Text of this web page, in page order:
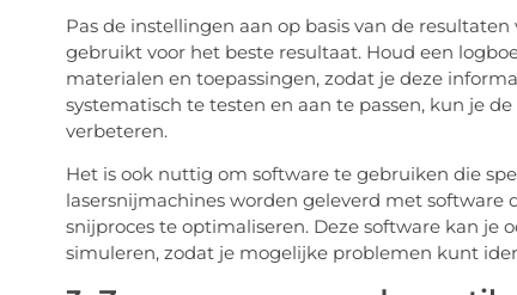
Pas de instellingen aan op basis van de
gebruikt voor het beste resultaat. Houd een
materialen en toepassingen, zodat je deze
systematisch te testen en aan te passen, kun je
verbeteren.
Het is ook nuttig om software te gebruiken die
lasersnijmachines worden geleverd met
snijproces te optimaliseren. Deze software kan
simuleren, zodat je mogelijke problemen kunt